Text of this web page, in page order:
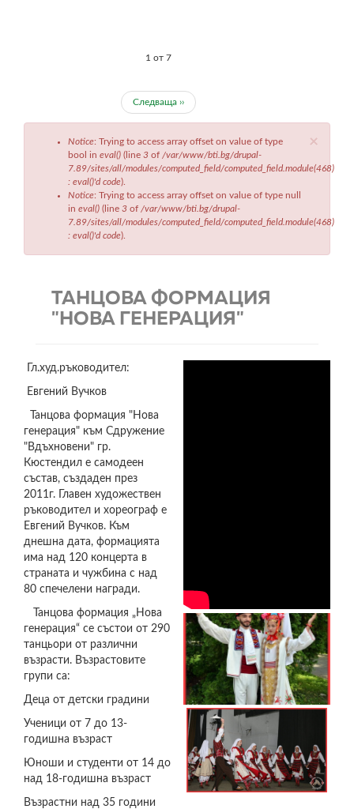
1 от 7
Следваща ››
×
Съобщение
грешка
Notice: Trying to access array offset on value of type
bool in eval() (line 3 of /var/www/bti.bg/drupal-
7.89/sites/all/modules/computed_field/computed_field.module(468)
: eval()'d code).
Notice: Trying to access array offset on value of type null
in eval() (line 3 of /var/www/bti.bg/drupal-
7.89/sites/all/modules/computed_field/computed_field.module(468)
: eval()'d code).
ТАНЦОВА ФОРМАЦИЯ
"НОВА ГЕНЕРАЦИЯ"
Гл.худ.ръководител:
Евгений Вучков
Танцова формация "Нова
генерация" към Сдружение
"Вдъхновени" гр.
Кюстендил е самодеен
състав, създаден през
2011г. Главен художествен
ръководител и хореограф е
Евгений Вучков. Към
днешна дата, формацията
има над 120 концерта в
страната и чужбина с над
80 спечелени награди.
Танцова формация „Нова
генерация“ се състои от 290
танцьори от различни
възрасти. Възрастовите
групи са:
Деца от детски градини
Ученици от 7 до 13-
годишна възраст
Юноши и студенти от 14 до
над 18-годишна възраст
Възрастни над 35 години
ТАНЦОВА
ФОРМАЦИЯ
"НОВА
ГЕНЕРАЦИЯ"
ТАНЦОВА
ФОРМАЦИЯ
"НОВА
ГЕНЕРАЦИЯ"
ТАНЦОВА
ФОРМАЦИЯ
"НОВА
ГЕНЕРАЦИЯ"
ТАНЦОВА
ФОРМАЦИЯ
"НОВА
ГЕНЕРАЦИЯ"
ТАНЦОВА
ФОРМАЦИЯ
"НОВА
ГЕНЕРАЦИЯ"